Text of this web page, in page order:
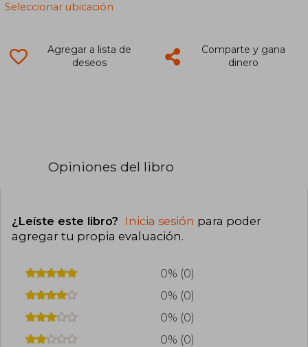
Seleccionar ubicación
Agregar a lista de
deseos
Comparte y gana
dinero
Opiniones del libro
¿Leíste este libro? Inicia sesión para poder
agregar tu propia evaluación.
0% (0)
0% (0)
0% (0)
0% (0)